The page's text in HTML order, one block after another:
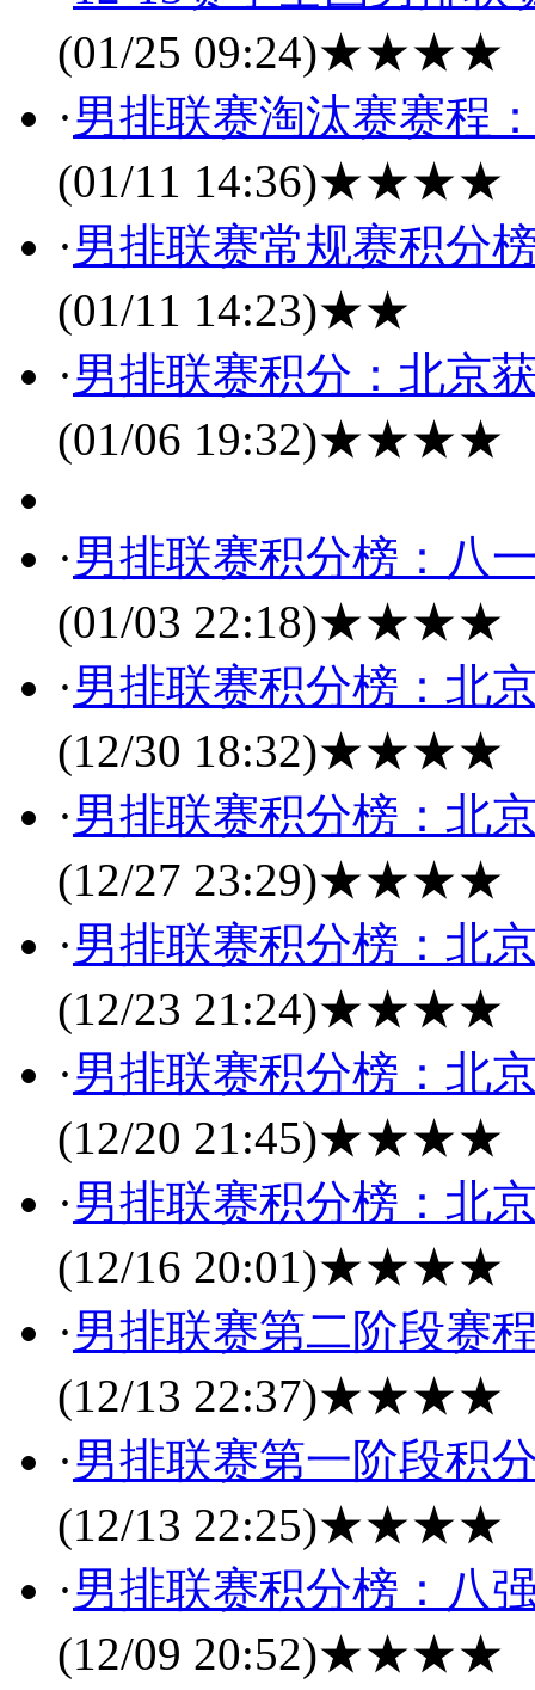
(01/25 09:24)★★★★
·男排联赛淘汰赛赛程
(01/11 14:36)★★★★
·男排联赛常规赛积分
(01/11 14:23)★★
·男排联赛积分：北京
(01/06 19:32)★★★★
·男排联赛积分榜：八
(01/03 22:18)★★★★
·男排联赛积分榜：北
(12/30 18:32)★★★★
·男排联赛积分榜：北
(12/27 23:29)★★★★
·男排联赛积分榜：北
(12/23 21:24)★★★★
·男排联赛积分榜：北
(12/20 21:45)★★★★
·男排联赛积分榜：北
(12/16 20:01)★★★★
·男排联赛第二阶段赛
(12/13 22:37)★★★★
·男排联赛第一阶段积
(12/13 22:25)★★★★
·男排联赛积分榜：八
(12/09 20:52)★★★★